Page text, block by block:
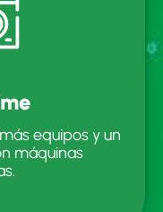
equipos y un
máquinas